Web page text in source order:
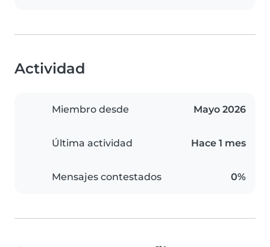
Actividad
Miembro desde Mayo 2026
Última actividad Hace 1 mes
Mensajes contestados 0%